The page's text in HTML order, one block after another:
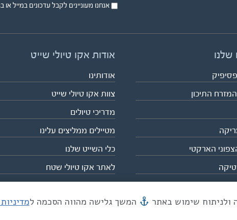
אנחנו מעוניינים לקבל עדכונים במייל או בsms על טיולים.
שלנו
התיכון
הארקטי
אודות אקו טיולי שייט
אודותינו
צוות אקו טיולי שייט
מדריכי טיולים
מטיילים ממליצים עלינו
כלי השייט שלנו
לאתר אקו טיולי שטח
מייל mail@eco.co.il | כתובתנו המסגר 55, תל אביב
המשך גלישה מהווה הסכמה ל